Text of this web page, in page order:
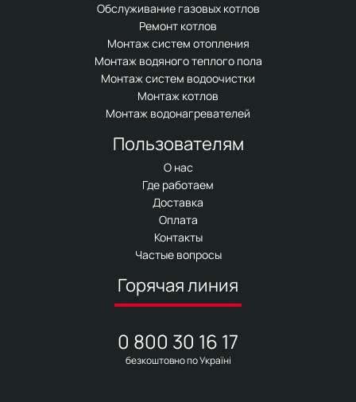
Обслуживание газовых котлов
Ремонт котлов
Монтаж систем отопления
Монтаж водяного теплого пола
Монтаж систем водоочистки
Монтаж котлов
Монтаж водонагревателей
Пользователям
О нас
Где работаем
Доставка
Оплата
Контакты
Частые вопросы
Горячая линия
0 800 30 16 17
безкоштовно по Україні